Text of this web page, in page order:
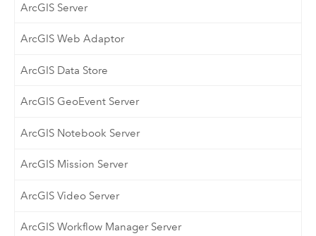
ArcGIS Server
ArcGIS Web Adaptor
ArcGIS Data Store
ArcGIS GeoEvent Server
ArcGIS Notebook Server
ArcGIS Mission Server
ArcGIS Video Server
ArcGIS Workflow Manager Server